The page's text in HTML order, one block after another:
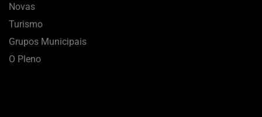
Novas
Turismo
Grupos Municipais
O Pleno